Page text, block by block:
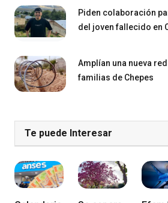
Piden colaboración
del joven fallecido en
Amplían una nueva
familias de Chepes
Te puede Interesar